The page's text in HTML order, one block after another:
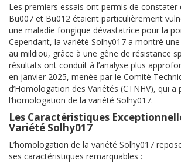
Les premiers essais ont permis de constater
Bu007 et Bu012 étaient particulièrement
une maladie fongique dévastatrice pour la
Cependant, la variété Solhy017 a montré
au mildiou, grâce à une gêne de résistance
résultats ont conduit à l’analyse plus
en janvier 2025, menée par le Comité
d’Homologation des Variétés (CTNHV), qui a
l’homologation de la variété Solhy017.
Les Caractéristiques
Variété Solhy017
L’homologation de la variété Solhy017
ses caractéristiques remarquables :